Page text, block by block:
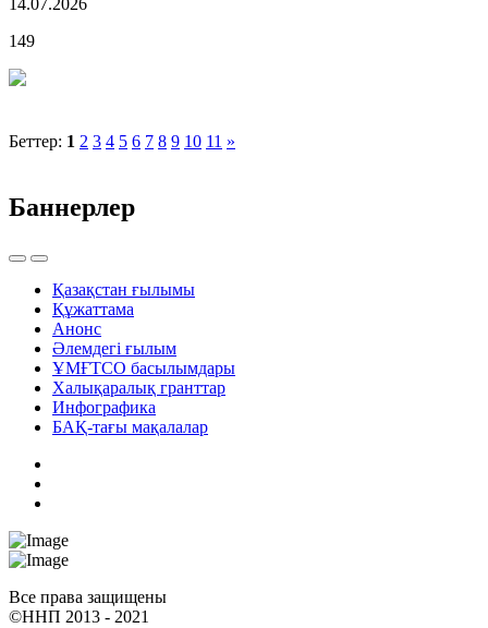
149
Беттер: 1 2 3 4 5 6 7 8 9 10 11 »
Баннерлер
Қазақстан ғылымы
Құжаттама
Анонс
Әлемдегі ғылым
ҰМҒТСО басылымдары
Халықаралық гранттар
Инфографика
БАҚ-тағы мақалалар
Все права защищены
©ННП 2013 - 2021